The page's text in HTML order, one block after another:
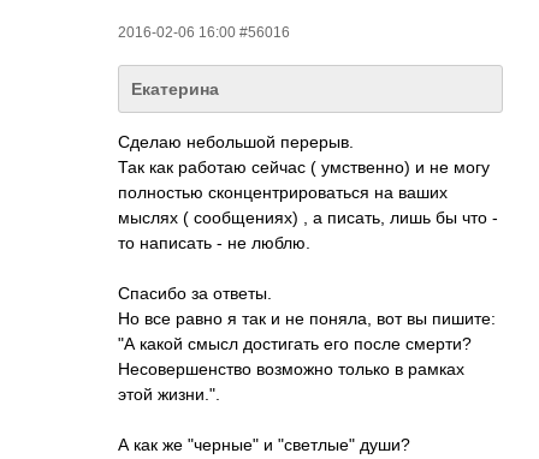
2016-02-06 16:00 #56016
Екатерина
Сделаю небольшой перерыв.
Так как работаю сейчас ( умственно) и не могу
полностью сконцентрировать­ся на ваших
мыслях ( сообщениях) , а писать, лишь бы что -
то написать - не люблю.
Спасибо за ответы.
Но все равно я так и не поняла, вот вы пишите:
"А какой смысл достигать его после смерти?
Несовершенство возможно только в рамках
этой жизни.".
А как же "черные" и "светлые" души?